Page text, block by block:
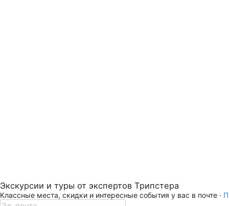
Экскурсии и туры от экспертов Трипстера
Классные места, скидки и интересные события у вас в почте ·